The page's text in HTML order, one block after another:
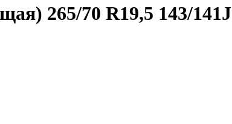
265/70 R19,5 143/141J